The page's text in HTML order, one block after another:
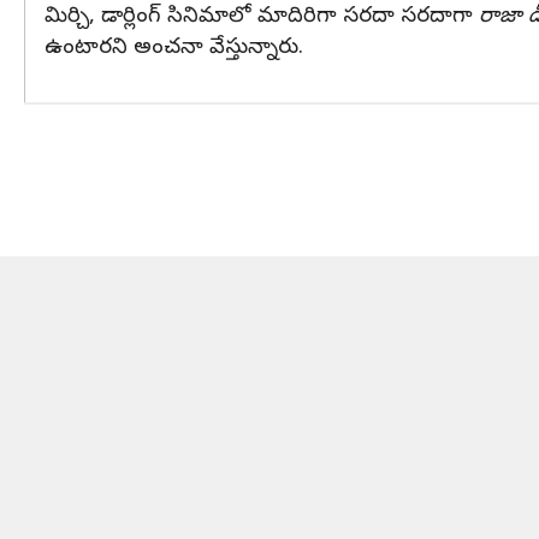
మిర్చి, డార్లింగ్ సినిమాలో మాదిరిగా సరదా సరదాగా రాజా
ఉంటారని అంచనా వేస్తున్నారు.